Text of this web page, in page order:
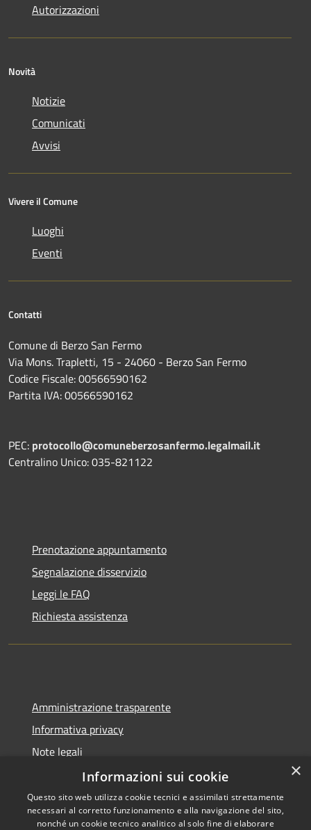
Autorizzazioni
Novità
Notizie
Comunicati
Avvisi
Vivere il Comune
Luoghi
Eventi
Contatti
Comune di Berzo San Fermo
Via Mons. Trapletti, 15 - 24060 - Berzo San Fermo
Codice Fiscale: 00566590162
Partita IVA: 00566590162
PEC: protocollo@comuneberzosanfermo.legalmail.it
Centralino Unico: 035-821122
Prenotazione appuntamento
Segnalazione disservizio
Leggi le FAQ
Richiesta assistenza
Amministrazione trasparente
Informativa privacy
Note legali
Dichiarazione di accessibilità
×
Informazioni sui cookie
Questo sito web utilizza cookie tecnici e assimilati strettamente
necessari al corretto funzionamento e alla navigazione del sito,
nonché un cookie tecnico analitico al solo fine di elaborare